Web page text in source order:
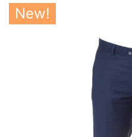
New!